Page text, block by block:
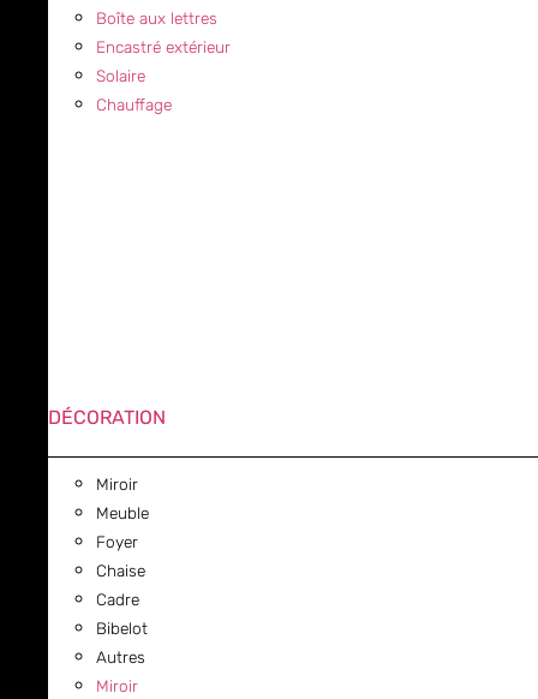
Boîte aux lettres
Encastré extérieur
Solaire
Chauffage
DÉCORATION
Miroir
Meuble
Foyer
Chaise
Cadre
Bibelot
Autres
Miroir